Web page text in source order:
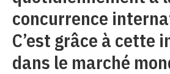
concurrence
C’est grâce à cette
dans le marché